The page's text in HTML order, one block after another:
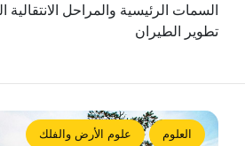
السمات الرئيسية والمراحل الانتقالية
تطوير الطيران
العلوم علوم الأرض والفلك